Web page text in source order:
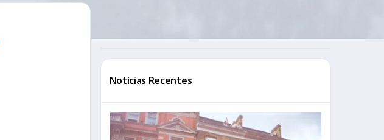
Notícias Recentes